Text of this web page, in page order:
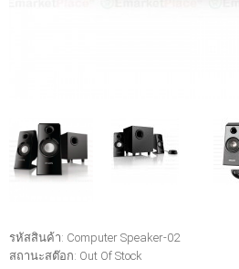
รหัสสินค้า: Computer Speaker-02
สถานะสต๊อก: Out Of Stock